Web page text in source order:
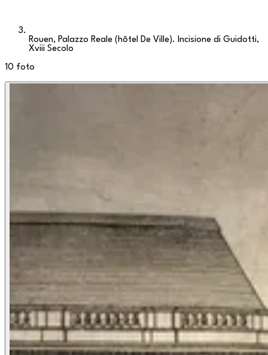
Rouen, Palazzo Reale (hôtel De Ville). Incisione di Guidotti,
Xviii Secolo
10 foto